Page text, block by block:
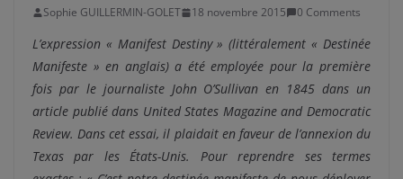
Sophie GUILLERMIN-GOLET 18 novembre 2015 0 Comments
L’expression « Manifest Destiny » (littéralement « Destinée
Manifeste » en anglais) a été employée pour la première
fois par le journaliste John O’Sullivan en 1845 dans un
article publié dans United States Magazine and Democratic
Review. Dans cet essai, il plaidait en faveur de l’annexion du
Texas par les États-Unis. Pour reprendre ses termes